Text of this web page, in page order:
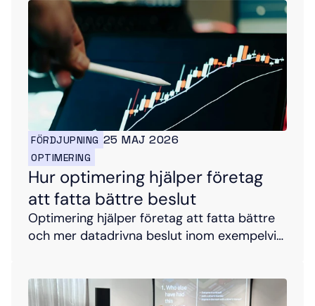
att skapa bättre produktionsscheman
genom att använda matematisk optimering
(Integer Linear Programming) kombinerat
med heuristiska metoder.
FÖRDJUPNING
OPTIMERING
25 MAJ 2026
Hur optimering hjälper företag
att fatta bättre beslut
Optimering hjälper företag att fatta bättre
och mer datadrivna beslut inom exempelvis
algoritmer kan företag analysera komplexa